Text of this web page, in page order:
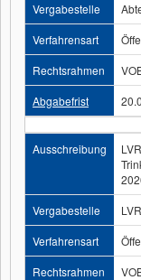
Vergabestelle
Verfahrensart
Rechtsrahmen
Abgabefrist
Ausschreibung
Vergabestelle
Verfahrensart
Rechtsrahmen